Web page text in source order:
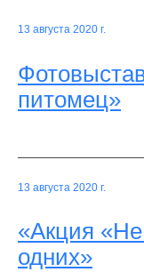
13 августа 2020 г.
питомец»
13 августа 2020 г.
«Акция «Не
одних»